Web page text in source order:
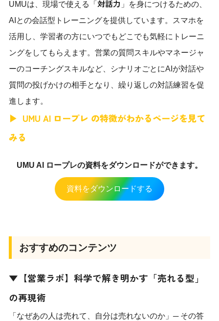
UMUは、現場で使える「 対話力 」を身につけるための、
AIとの会話型トレーニングを提供しています。スマホを
活用し、学習者の方にいつでもどこでも気軽にトレーニ
ングをしてもらえます。営業の質問スキルやマネージャ
ーのコーチングスキルなど、シナリオごとにAIが対話や
質問の投げかけの相手となり、繰り返しの対話練習を促
進します。
UMU AI ロープレ の特徴がわかるページを見て
みる
UMU AI ロープレの資料をダウンロードができます。
資料をダウンロードする
おすすめのコンテンツ
▼【営業ラボ】科学で解き明かす「売れる型」
の再現術
「なぜあの人は売れて、自分は売れないのか」─ その答